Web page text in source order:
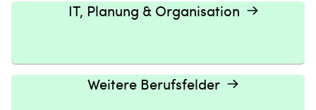
IT, Planung & Organisation
Weitere Berufsfelder